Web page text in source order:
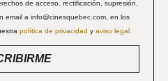
de acceso, rectificación, supresión,
email a info@cinesquebec.com, en los
política de privacidad y aviso legal.